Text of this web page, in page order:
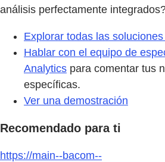
análisis perfectamente
Explorar todas las
Hablar con el equipo de
Analytics para comentar tus
específicas.
Ver una demostración
Recomendado para ti
https://main--bacom--